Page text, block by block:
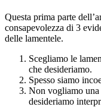
Questa prima parte
consapevolezza di 3
delle lamentele.
Scegliamo le
che desideriamo.
Spesso siamo
Non vogliamo una
desideriamo